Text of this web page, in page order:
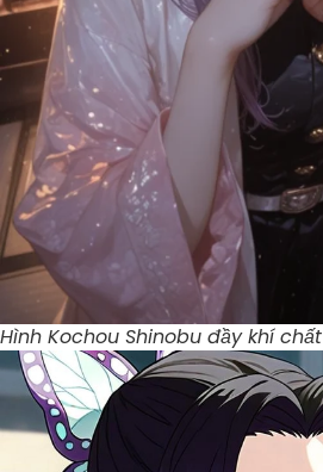
Hình Kochou Shinobu đầy khí chất